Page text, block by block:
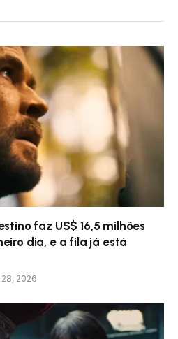
faz US$ 16,5 milhões
dia, e a fila já está
2026